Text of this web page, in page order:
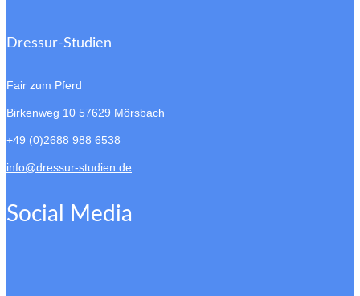
Dressur-Studien
Fair zum Pferd
Birkenweg 10 57629 Mörsbach
+49 (0)2688 988 6538
info@dressur-studien.de
Social Media